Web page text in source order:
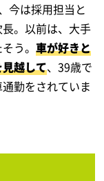
今は採用担当と
。以前は、大手
う。車が好きと
越して、39歳で
勤をされていま